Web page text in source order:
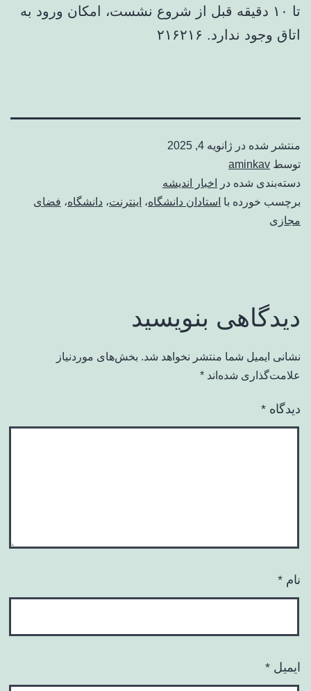
تا ۱۰ دقیقه قبل از شروع نشست، امکان ورود به
اتاق وجود ندارد. ۲۱۶۲۱۶
منتشر شده در ژانویه 4, 2025
توسط aminkav
دسته‌بندی شده در
اخبار اندیشه
برچسب خورده با استادان دانشگاه، اینترنت، دانشگاه، فضای
مجازی
دیدگاهی بنویسید
نشانی ایمیل شما منتشر نخواهد شد. بخش‌های موردنیاز
علامت‌گذاری شده‌اند *
دیدگاه *
نام *
ایمیل *